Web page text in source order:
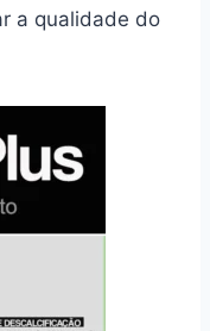
a qualidade do